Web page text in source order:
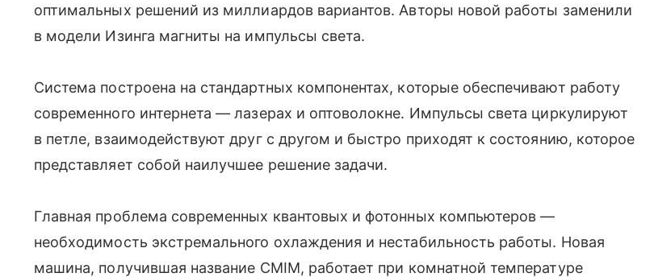
оптимальных решений из миллиардов вариантов. Авторы новой работы заменили
в модели Изинга магниты на импульсы света.
Система построена на стандартных компонентах, которые обеспечивают работу
современного интернета — лазерах и оптоволокне. Импульсы света циркулируют
в петле, взаимодействуют друг с другом и быстро приходят к состоянию, которое
представляет собой наилучшее решение задачи.
Главная проблема современных квантовых и фотонных компьютеров —
необходимость экстремального охлаждения и нестабильность работы. Новая
машина, получившая название CMIM, работает при комнатной температуре